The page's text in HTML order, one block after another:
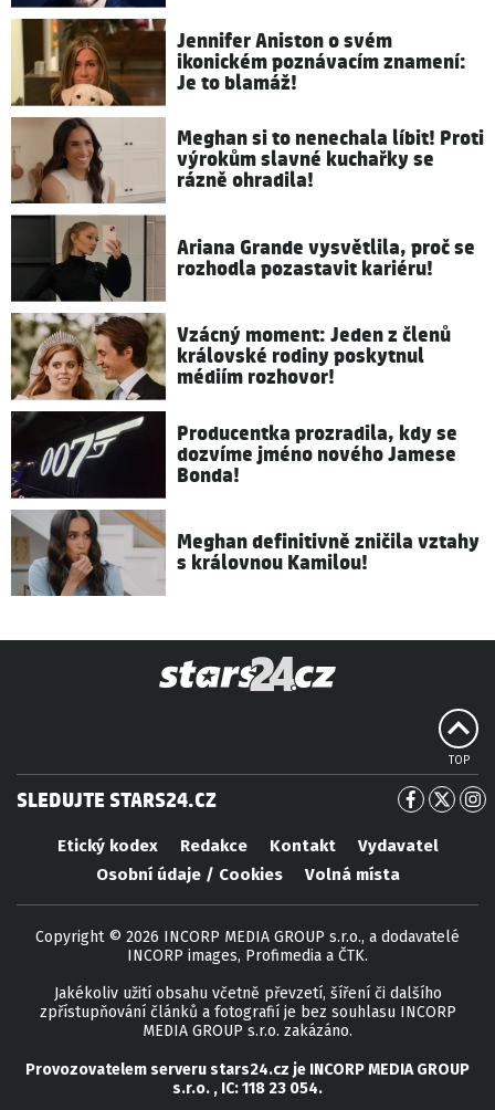
Jennifer Aniston o svém
ikonickém poznávacím znamení:
Je to blamáž!
Meghan si to nenechala líbit! Proti
výrokům slavné kuchařky se
rázně ohradila!
Ariana Grande vysvětlila, proč se
rozhodla pozastavit kariéru!
Vzácný moment: Jeden z členů
královské rodiny poskytnul
médiím rozhovor!
Producentka prozradila, kdy se
dozvíme jméno nového Jamese
Bonda!
Meghan definitivně zničila vztahy
s královnou Kamilou!
TOP
SLEDUJTE STARS24.CZ
Etický kodex Redakce Kontakt
Vydavatel
Osobní údaje / Cookies
Volná místa
Copyright © 2026 INCORP MEDIA GROUP s.r.o., a dodavatelé
INCORP images, Profimedia a ČTK.
Jakékoliv užití obsahu včetně převzetí, šíření či dalšího
zpřístupňování článků a fotografií je bez souhlasu INCORP
MEDIA GROUP s.r.o. zakázáno.
Provozovatelem serverustars24.cz je INCORP MEDIA GROUP
s.r.o. , IC:118 23 054.